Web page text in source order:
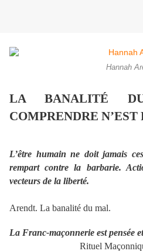
Hannah
LA BANALITÉ
COMPRENDRE N’EST
L’être humain ne doit jamais
rempart contre la barbarie.
vecteurs de la liberté.
Arendt. La banalité du mal.
La Franc-maçonnerie est pensée
Rituel